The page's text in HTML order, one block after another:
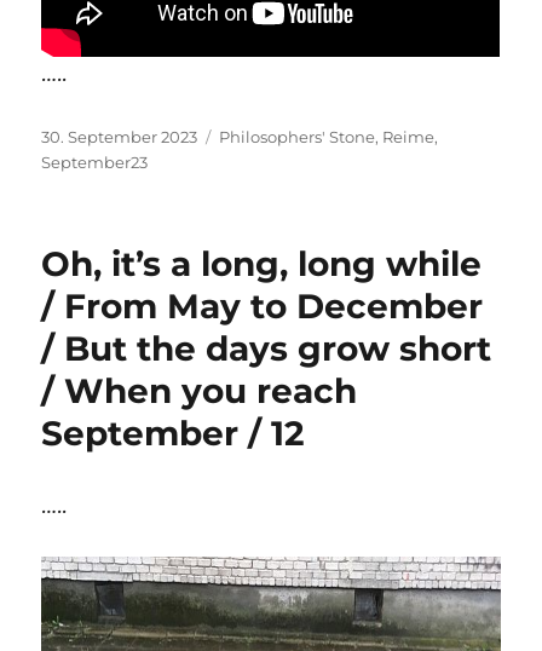
…..
Veröffentlicht
am
30. September 2023 Kategorien
Philosophers' Stone, Reime,
September23
Oh, it’s a long, long while
/ From May to December
/ But the days grow short
/ When you reach
September / 12
…..